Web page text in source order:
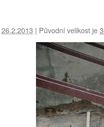
26.2.2013 | Původní velikost je